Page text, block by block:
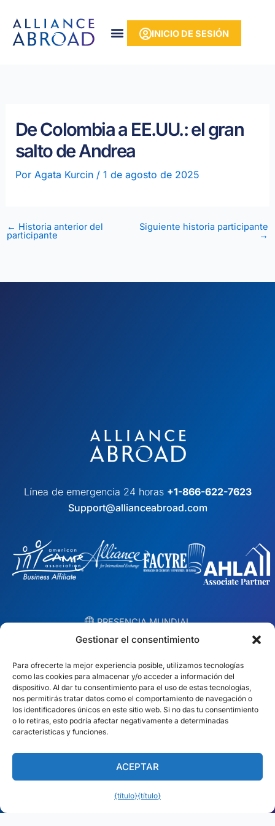
Gestionar el consentimiento
Para ofrecerte la mejor experiencia posible, utilizamos tecnologías
como las cookies para almacenar y/o acceder a información del
dispositivo. Al dar tu consentimiento para el uso de estas tecnologías,
nos permitirás tratar datos como el comportamiento de navegación o
los identificadores únicos en este sitio web. Si no das tu consentimiento
o lo retiras, esto podría afectar negativamente a determinadas
características y funciones.
ACEPTAR
{título}{título}
contenido
INICIO DE SESIÓN
De Colombia a EE.UU.: el gran
salto de Andrea
Por Agata Kurcin / 1 de agosto de 2025
← Historia anterior del
participante
Siguiente historia participante
→
Línea de emergencia 24 horas +1-866-622-7623
Support@allianceabroad.com
︎ PRESENCIA MUNDIAL
Equipos locales en 10 países
EE.UU.
Dubai
México
España
Irlanda
Polonia
Australia
S. África
Encuentra tu equipo local →
Español (América Latina)